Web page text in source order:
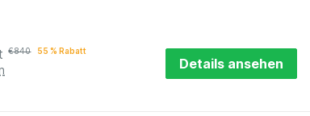
€840 55 % Rabatt
Details ansehen